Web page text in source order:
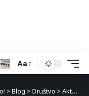
Aa
> Blog > Društvo > Aktuelnosti